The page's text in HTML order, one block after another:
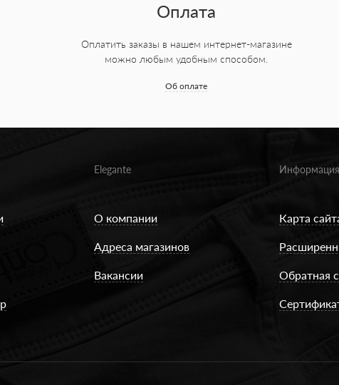
Оплата
Оплатить заказы в нашем интернет-магазине
можно любым удобным способом.
Об оплате
Elegante
О компании
Адреса магазинов
Вакансии
Информация
Карта
Обратная